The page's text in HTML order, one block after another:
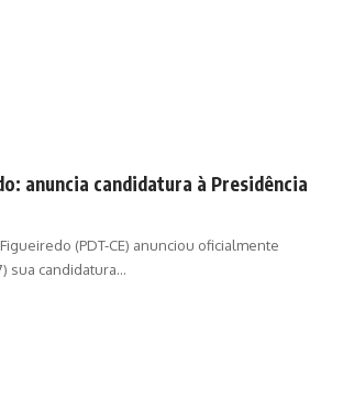
anuncia candidatura à Presidência
(PDT-CE) anunciou oficialmente
sua candidatura…